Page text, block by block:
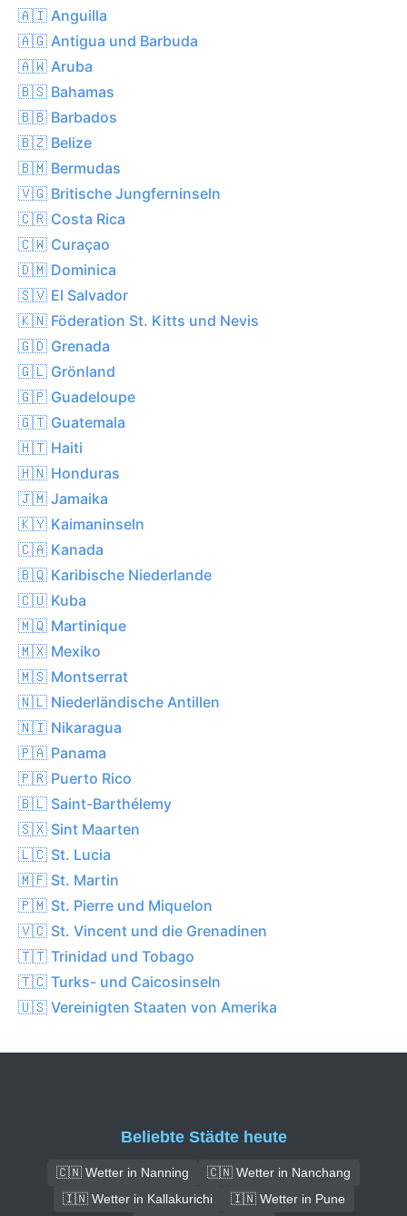
🇦🇮 Anguilla
🇦🇬 Antigua und Barbuda
🇦🇼 Aruba
🇧🇸 Bahamas
🇧🇧 Barbados
🇧🇿 Belize
🇧🇲 Bermudas
🇻🇬 Britische Jungferninseln
🇨🇷 Costa Rica
🇨🇼 Curaçao
🇩🇲 Dominica
🇸🇻 El Salvador
🇰🇳 Föderation St. Kitts und Nevis
🇬🇩 Grenada
🇬🇱 Grönland
🇬🇵 Guadeloupe
🇬🇹 Guatemala
🇭🇹 Haiti
🇭🇳 Honduras
🇯🇲 Jamaika
🇰🇾 Kaimaninseln
🇨🇦 Kanada
🇧🇶 Karibische Niederlande
🇨🇺 Kuba
🇲🇶 Martinique
🇲🇽 Mexiko
🇲🇸 Montserrat
🇳🇱 Niederländische Antillen
🇳🇮 Nikaragua
🇵🇦 Panama
🇵🇷 Puerto Rico
🇧🇱 Saint-Barthélemy
🇸🇽 Sint Maarten
🇱🇨 St. Lucia
🇲🇫 St. Martin
🇵🇲 St. Pierre und Miquelon
🇻🇨 St. Vincent und die Grenadinen
🇹🇹 Trinidad und Tobago
🇹🇨 Turks- und Caicosinseln
🇺🇸 Vereinigten Staaten von Amerika
Beliebte Städte heute
🇨🇳 Wetter in Nanning
🇨🇳 Wetter in Nanchang
🇮🇳 Wetter in Kallakurichi
🇮🇳 Wetter in Pune